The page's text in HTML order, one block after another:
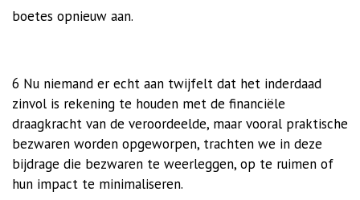
boetes opnieuw aan.
6 Nu niemand er echt aan twijfelt dat het inderdaad
zinvol is rekening te houden met de financiële
draagkracht van de veroordeelde, maar vooral praktische
bezwaren worden opgeworpen, trachten we in deze
bijdrage die bezwaren te weerleggen, op te ruimen of
hun impact te minimaliseren.